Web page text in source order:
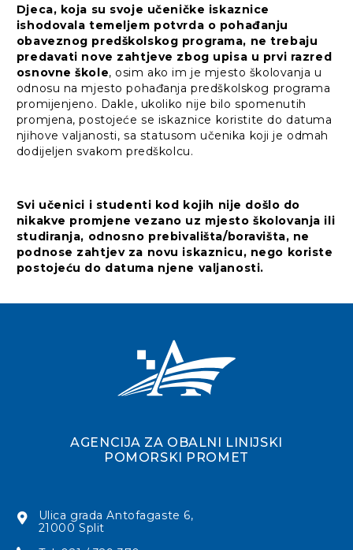
Djeca, koja su svoje učeničke iskaznice
ishodovala temeljem potvrda o pohađanju
obaveznog predškolskog programa, ne trebaju
predavati nove zahtjeve zbog upisa u prvi razred
osnovne škole, osim ako im je mjesto školovanja u
odnosu na mjesto pohađanja predškolskog programa
promijenjeno. Dakle, ukoliko nije bilo spomenutih
promjena, postojeće se iskaznice koristite do datuma
njihove valjanosti, sa statusom učenika koji je odmah
dodijeljen svakom predškolcu.
Svi učenici i studenti kod kojih nije došlo do
nikakve promjene vezano uz mjesto školovanja ili
studiranja, odnosno prebivališta/boravišta, ne
podnose zahtjev za novu iskaznicu, nego koriste
postojeću do datuma njene valjanosti.
AGENCIJA ZA OBALNI LINIJSKI
POMORSKI PROMET
Ulica grada Antofagaste 6,
21000 Split